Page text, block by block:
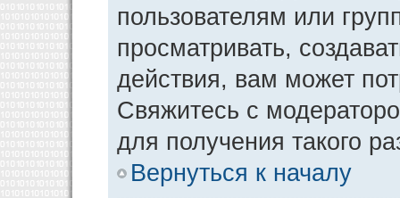
пользователям или
просматривать,
действия, вам может
Свяжитесь с
для получения такого
Вернуться к началу